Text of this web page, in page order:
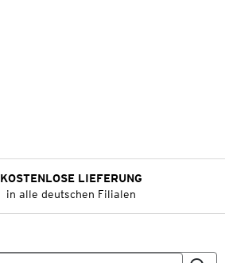
KOSTENLOSE LIEFERUNG
in alle deutschen Filialen